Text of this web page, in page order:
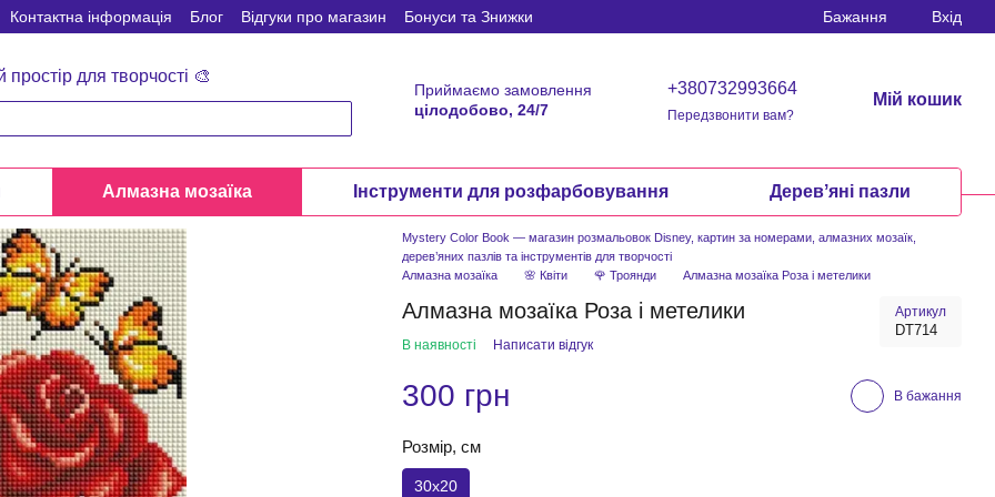
Контактна інформація Блог Відгуки про магазин Бонуси та Знижки Бажання Вхід
для творчості 🎨
Приймаємо замовлення
цілодобово, 24/7
+380732993664
Передзвонити вам?
Мій кошик
Алмазна мозаїка Інструменти для розфарбовування Деревʼяні пазли
Mystery Color Book — магазин розмальовок Disney, картин за номерами, алмазних мозаїк,
дерев’яних пазлів та інструментів для творчості
Алмазна мозаїка
🌸 Квіти 🌹 Троянди Алмазна мозаїка Роза і метелики
Алмазна мозаїка Роза і метелики Артикул
DT714
В наявності Написати відгук
300 грн В бажання
Розмір, см
30x20